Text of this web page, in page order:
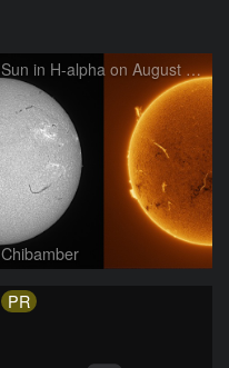
Sun in H-alpha on August 6, 2026
Chibamber
PR